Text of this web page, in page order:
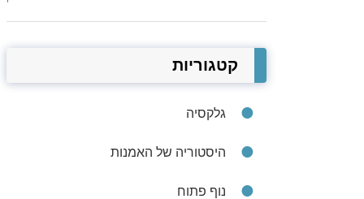
קטגוריות
גלקסיה
היסטוריה של האמנות
נוף פתוח